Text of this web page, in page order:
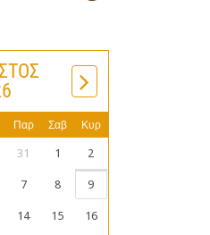
Παρ Σαβ Κυρ
31 1 2
7 8 9
14 15 16